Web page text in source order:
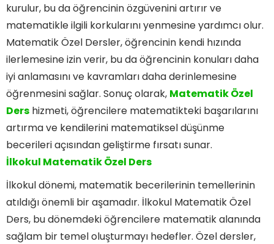
kurulur, bu da öğrencinin özgüvenini artırır ve
matematikle ilgili korkularını yenmesine yardımcı olur.
Matematik Özel Dersler, öğrencinin kendi hızında
ilerlemesine izin verir, bu da öğrencinin konuları daha
iyi anlamasını ve kavramları daha derinlemesine
öğrenmesini sağlar. Sonuç olarak, Matematik Özel
Ders hizmeti, öğrencilere matematikteki başarılarını
artırma ve kendilerini matematiksel düşünme
becerileri açısından geliştirme fırsatı sunar.
İlkokul Matematik Özel Ders
İlkokul dönemi, matematik becerilerinin temellerinin
atıldığı önemli bir aşamadır. İlkokul Matematik Özel
Ders, bu dönemdeki öğrencilere matematik alanında
sağlam bir temel oluşturmayı hedefler. Özel dersler,